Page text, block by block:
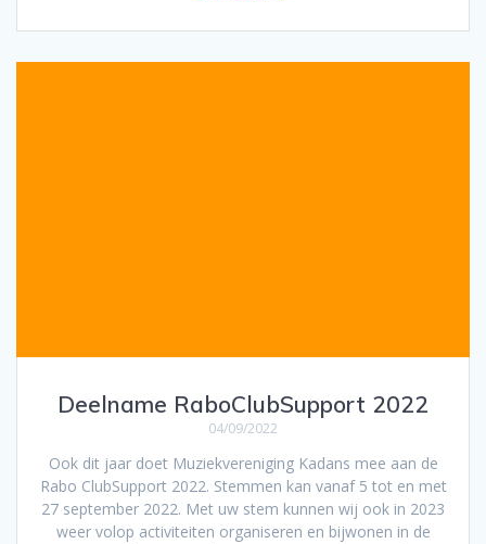
Deelname RaboClubSupport 2022
04/09/2022
Ook dit jaar doet Muziekvereniging Kadans mee aan de
Rabo ClubSupport 2022. Stemmen kan vanaf 5 tot en met
27 september 2022. Met uw stem kunnen wij ook in 2023
weer volop activiteiten organiseren en bijwonen in de